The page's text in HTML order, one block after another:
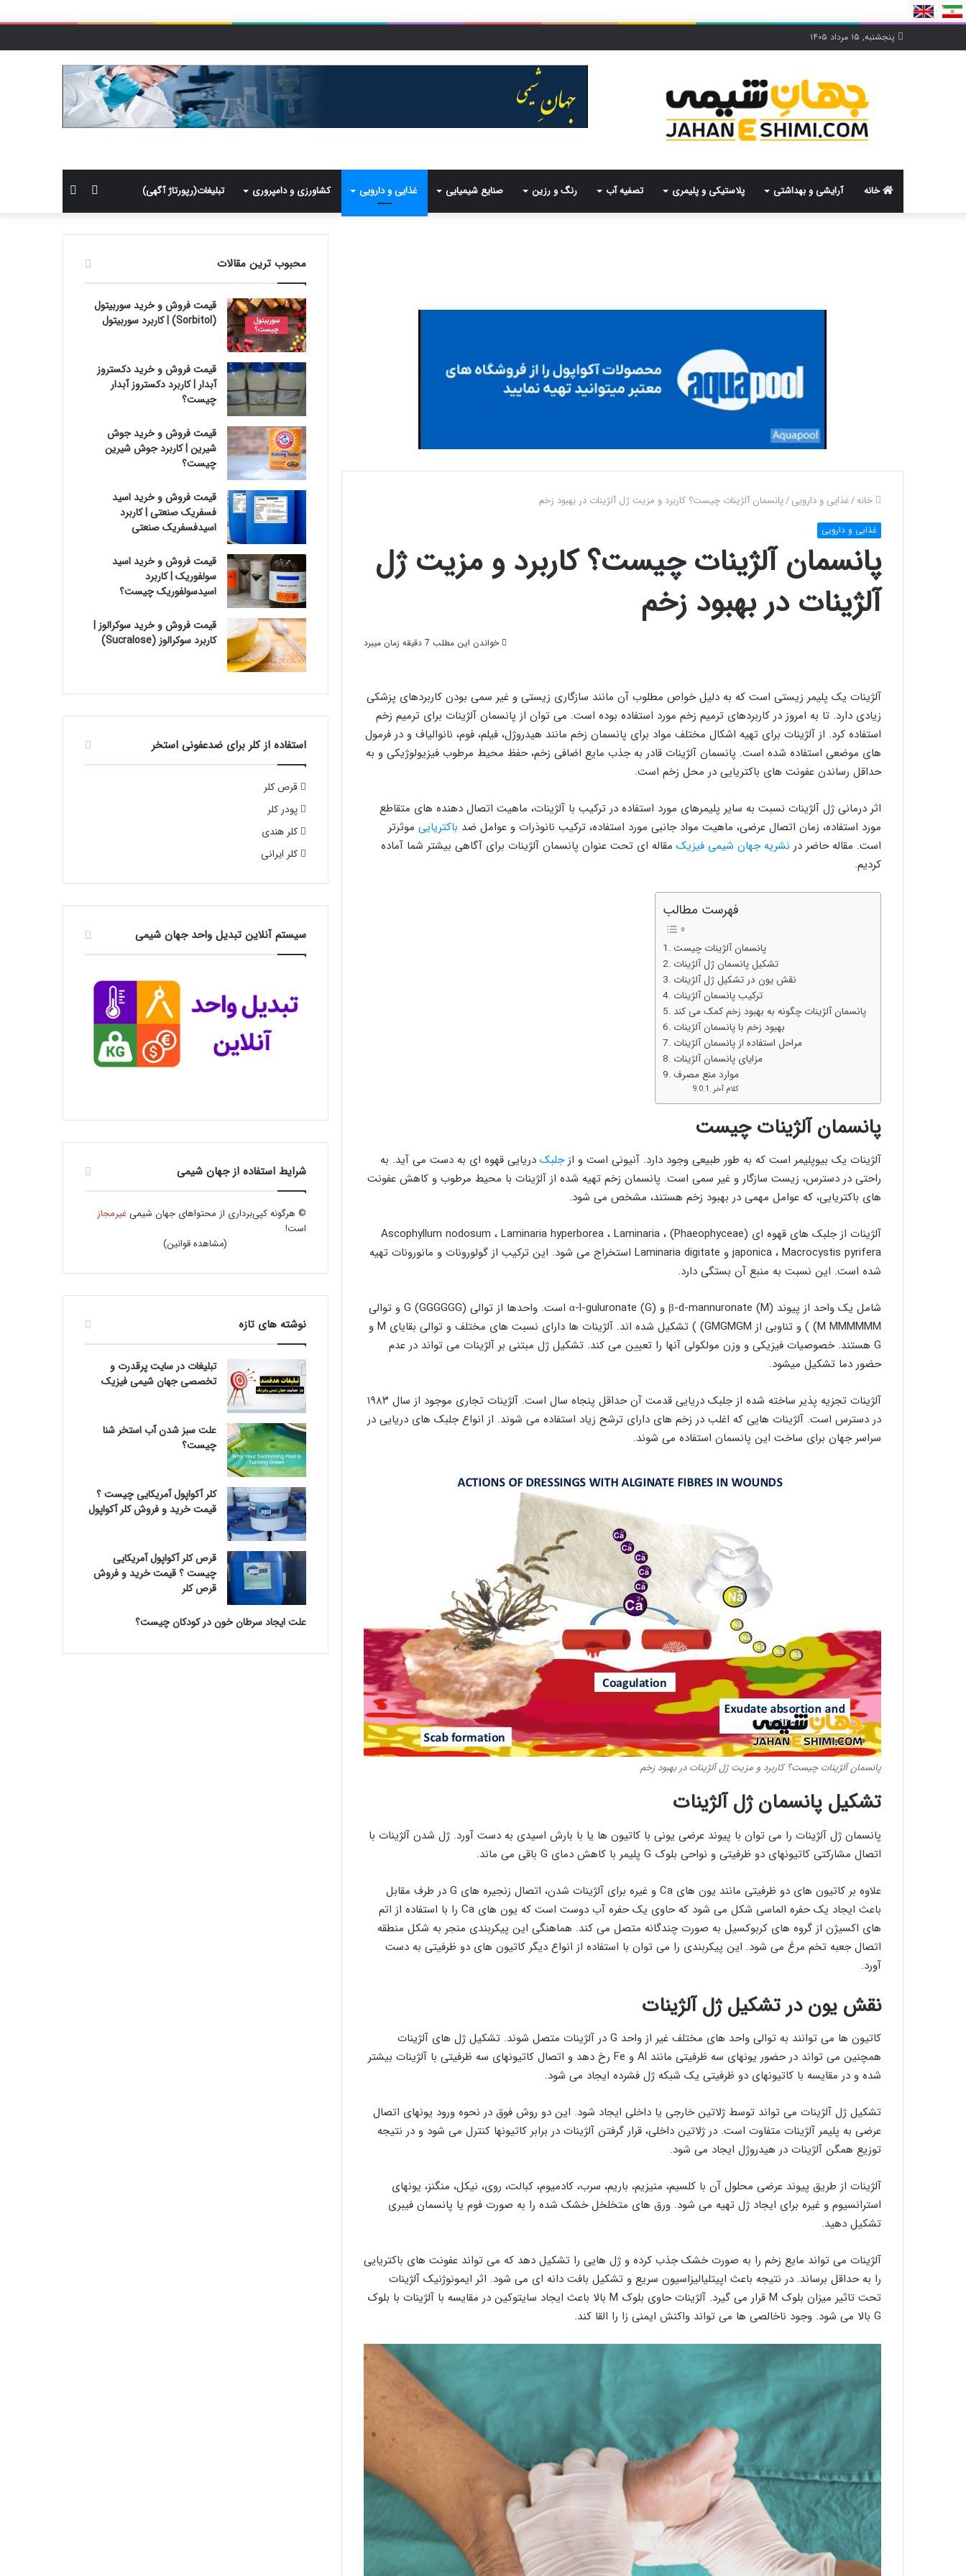
پنجشنبه, ۱۵ مرداد ۱۴۰۵
خانه آرایشی و بهداشتی پلاستیکی و پلیمری تصفیه آب رنگ و رزین صنایع شیمیایی غذایی و دارویی کشاورزی و دامپروری تبلیغات(رپورتاژ آگهی)
برای
سایدبار
خانه/غذایی و دارویی/پانسمان آلژینات چیست؟ کاربرد و مزیت ژل آلژینات در بهبود زخم
غذایی و دارویی
پانسمان آلژینات چیست؟ کاربرد و مزیت ژل
آلژینات در بهبود زخم
خواندن این مطلب 7 دقیقه زمان میبرد
آلژینات یک پلیمر زیستی است که به دلیل خواص مطلوب آن مانند سازگاری زیستی و غیر سمی بودن کاربردهای پزشکی
زیادی دارد. تا به امروز در کاربردهای ترمیم زخم مورد استفاده بوده است. می توان از پانسمان آلژینات برای ترمیم زخم
استفاده کرد. از آلژینات برای تهیه اشکال مختلف مواد برای پانسمان زخم مانند هیدروژل، فیلم، فوم، نانوالیاف و در فرمول
های موضعی استفاده شده است. پانسمان آلژینات قادر به جذب مایع اضافی زخم، حفظ محیط مرطوب فیزیولوژیکی و به
حداقل رساندن عفونت های باکتریایی در محل زخم است.
اثر درمانی ژل آلژینات نسبت به سایر پلیمرهای مورد استفاده در ترکیب با آلژینات، ماهیت اتصال دهنده های متقاطع
مورد استفاده، زمان اتصال عرضی، ماهیت مواد جانبی مورد استفاده، ترکیب نانوذرات و عوامل ضد باکتریایی موثرتر
است. مقاله حاضر در نشریه جهان شیمی فیزیک مقاله ای تحت عنوان پانسمان آلژینات برای آگاهی بیشتر شما آماده
کردیم.
فهرست مطالب
پانسمان آلژینات چیست
تشکیل پانسمان ژل آلژینات
نقش یون در تشکیل ژل آلژینات
ترکیب پانسمان آلژینات
پانسمان آلژینات چگونه به بهبود زخم کمک می کند
بهبود زخم با پانسمان آلژینات
مراحل استفاده از پانسمان آلژینات
مزایای پانسمان آلژینات
موارد منع مصرف
کلام آخر
پانسمان آلژینات چیست
آلژینات یک بیوپلیمر است که به طور طبیعی وجود دارد. آنیونی است و ازجلبک دریایی قهوه ای به دست می آید. به
راحتی در دسترس، زیست سازگار و غیر سمی است. پانسمان زخم تهیه شده از آلژینات با محیط مرطوب و کاهش عفونت
های باکتریایی، که عوامل مهمی در بهبود زخم هستند، مشخص می شود.
آلژینات از جلبک های قهوه ای (Phaeophyceae) ، Ascophyllum nodosum ، Laminaria hyperborea ، Laminaria
japonica ، Macrocystis pyrifera و Laminaria digitate استخراج می شود. این ترکیب از گولورونات و مانورونات تهیه
شده است. این نسبت به منبع آن بستگی دارد.
شامل یک واحد از پیوند β-d-mannuronate (M) و α-l-guluronate (G) است. واحدها از توالی G (GGGGGG) و توالی
M MMMMMM) ) و تناوبی از GMGMGM) ) تشکیل شده اند. آلژینات ها دارای نسبت های مختلف و توالی بقایای M و
G هستند. خصوصیات فیزیکی و وزن مولکولی آنها را تعیین می کند. تشکیل ژل مبتنی بر آلژینات می تواند در عدم
حضور دما تشکیل میشود.
آلژینات تجزیه پذیر ساخته شده از جلبک دریایی قدمت آن حداقل پنجاه سال است. آلژینات تجاری موجود از سال ۱۹۸۳
در دسترس است. آلژینات هایی که اغلب در زخم های دارای ترشح زیاد استفاده می شوند. از انواع جلبک های دریایی در
سراسر جهان برای ساخت این پانسمان استفاده می شوند.
پانسمان آلژینات چیست؟ کاربرد و مزیت ژل آلژینات در بهبود زخم
تشکیل پانسمان ژل آلژینات
پانسمان ژل آلژینات را می توان با پیوند عرضی یونی با کاتیون ها یا با بارش اسیدی به دست آورد. ژل شدن آلژینات با
اتصال مشارکتی کاتیونهای دو ظرفیتی و نواحی بلوک G پلیمر با کاهش دمای G باقی می ماند.
علاوه بر کاتیون های دو ظرفیتی مانند یون های Ca و غیره برای آلژینات شدن، اتصال زنجیره های G در طرف مقابل
باعث ایجاد یک حفره الماسی شکل می شود که حاوی یک حفره آب دوست است که یون های Ca را با استفاده از اتم
های اکسیژن از گروه های کربوکسیل به صورت چندگانه متصل می کند. هماهنگی این پیکربندی منجر به شکل منطقه
اتصال جعبه تخم مرغ می شود. این پیکربندی را می توان با استفاده از انواع دیگر کاتیون های دو ظرفیتی به دست
آورد.
نقش یون در تشکیل ژل آلژینات
کاتیون ها می توانند به توالی واحد های مختلف غیر از واحد G در آلژینات متصل شوند. تشکیل ژل های آلژینات
همچنین می تواند در حضور یونهای سه ظرفیتی مانند Al و Fe رخ دهد و اتصال کاتیونهای سه ظرفیتی با آلژینات بیشتر
شده و در مقایسه با کاتیونهای دو ظرفیتی یک شبکه ژل فشرده ایجاد می شود.
تشکیل ژل آلژینات می تواند توسط ژلاتین خارجی یا داخلی ایجاد شود. این دو روش فوق در نحوه ورود یونهای اتصال
عرضی به پلیمر آلژینات متفاوت است. در ژلاتین داخلی، قرار گرفتن آلژینات در برابر کاتیونها کنترل می شود و در نتیجه
توزیع همگن آلژینات در هیدروژل ایجاد می شود.
آلژینات از طریق پیوند عرضی محلول آن با کلسیم، منیزیم، باریم، سرب، کادمیوم، کبالت، روی، نیکل، منگنز، یونهای
استرانسیوم و غیره برای ایجاد ژل تهیه می شود. ورق های متخلخل خشک شده را به صورت فوم یا پانسمان فیبری
تشکیل دهید.
آلژینات می تواند مایع زخم را به صورت خشک جذب کرده و ژل هایی را تشکیل دهد که می تواند عفونت های باکتریایی
را به حداقل برساند. در نتیجه باعث اپیتلیالیزاسیون سریع و تشکیل بافت دانه ای می شود. اثر ایمونوژنیک آلژینات
تحت تاثیر میزان بلوک M قرار می گیرد. آلژینات حاوی بلوک M بالا باعث ایجاد سایتوکین در مقایسه با آلژینات با بلوک
G بالا می شود. وجود ناخالصی ها می تواند واکنش ایمنی زا را القا کند.
محبوب ترین مقالات
قیمت فروش و خرید سوربیتول
(Sorbitol) | کاربرد سوربیتول
قیمت فروش و خرید دکستروز
آبدار | کاربرد دکستروز آبدار
چیست؟
قیمت فروش و خرید جوش
شیرین | کاربرد جوش شیرین
چیست؟
قیمت فروش و خرید اسید
فسفریک صنعتی | کاربرد
اسیدفسفریک صنعتی
قیمت فروش و خرید اسید
سولفوریک | کاربرد
اسیدسولفوریک چیست؟
قیمت فروش و خرید سوکرالوز |
کاربرد سوکرالوز (Sucralose)
استفاده از کلر برای ضدعفونی استخر
قرص کلر
پودر کلر
کلر هندی
کلر ایرانی
سیستم آنلاین تبدیل واحد جهان شیمی
شرایط استفاده از جهان شیمی
© هرگونه کپی‌برداری از محتواهای جهان شیمیغیرمجاز
است!
(مشاهده قوانین)
نوشته های تازه
تبلیغات در سایت پرقدرت و
تخصصی جهان شیمی فیزیک
علت سبز شدن آب استخر شنا
چیست؟
کلر آکواپول آمریکایی چیست ؟
قیمت خرید و فروش کلر آکواپول
قرص کلر آکواپول آمریکایی
چیست ؟ قیمت خرید و فروش
قرص کلر
علت ایجاد سرطان خون در کودکان چیست؟